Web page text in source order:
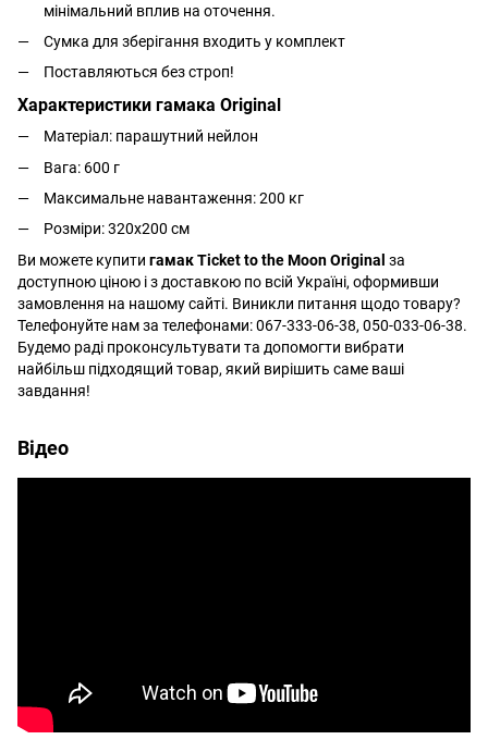
мінімальний вплив на оточення.
Сумка для зберігання входить у комплект
Поставляються без строп!
Характеристики гамака Original
Матеріал: парашутний нейлон
Вага: 600 г
Максимальне навантаження: 200 кг
Розміри: 320х200 см
Ви можете купити гамак Ticket to the Moon Original за
доступною ціною і з доставкою по всій Україні, оформивши
замовлення на нашому сайті. Виникли питання щодо товару?
Телефонуйте нам за телефонами: 067-333-06-38, 050-033-06-38.
Будемо раді проконсультувати та допомогти вибрати
найбільш підходящий товар, який вирішить саме ваші
завдання!
Відео